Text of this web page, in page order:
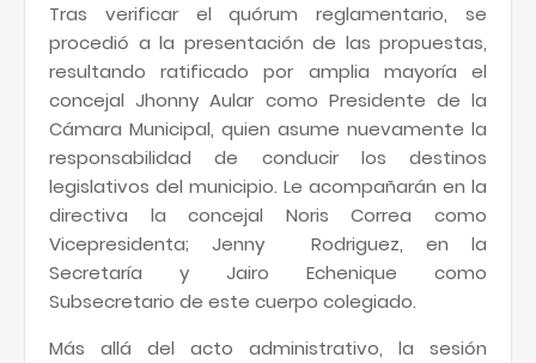
Tras verificar el quórum reglamentario, se
procedió a la presentación de las propuestas,
resultando ratificado por amplia mayoría el
concejal Jhonny Aular como Presidente de la
Cámara Municipal, quien asume nuevamente la
responsabilidad de conducir los destinos
legislativos del municipio. Le acompañarán en la
directiva la concejal Noris Correa como
Vicepresidenta; Jenny Rodriguez, en la
Secretaría y Jairo Echenique como
Subsecretario de este cuerpo colegiado.
Más allá del acto administrativo, la sesión